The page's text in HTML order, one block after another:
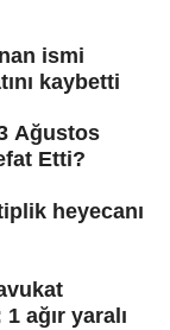
ismi
kaybetti
Ağustos
Etti?
heyecanı
ağır yaralı